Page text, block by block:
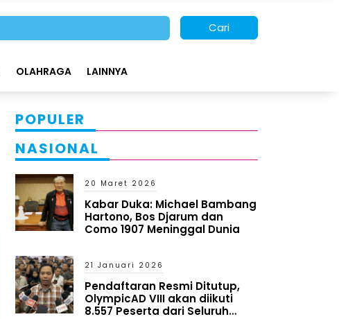
Cari
OLAHRAGA LAINNYA
POPULER
NASIONAL
20 Maret 2026
Kabar Duka: Michael Bambang
Hartono, Bos Djarum dan
Como 1907 Meninggal Dunia
21 Januari 2026
Pendaftaran Resmi Ditutup,
OlympicAD VIII akan diikuti
8.557 Peserta dari Seluruh